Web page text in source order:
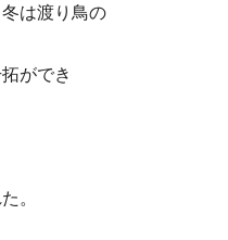
は渡り鳥の
ができ
。